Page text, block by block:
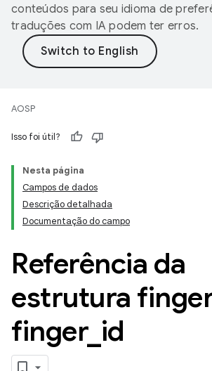
conteúdos para seu idioma de
traduções com IA podem ter erros.
AOSP
Isso foi útil?
Nesta página
Campos de dados
Descrição detalhada
Documentação do campo
Referência da
estrutura
finger_ id